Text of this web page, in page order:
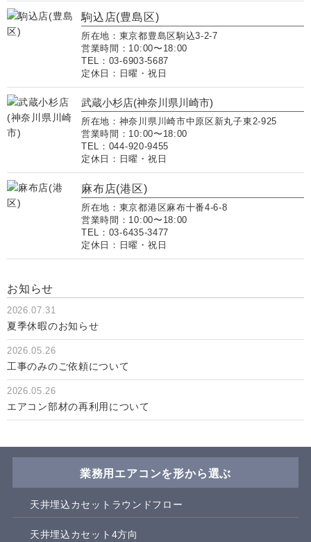
駒込店(豊島区)
所在地：東京都豊島区駒込3-2-7
営業時間：10:00〜18:00
TEL：03-6903-5687
定休日：日曜・祝日
武蔵小杉店(神奈川県川崎市)
所在地：神奈川県川崎市中原区新丸子東2-925
営業時間：10:00〜18:00
TEL：044-920-9455
定休日：日曜・祝日
麻布店(港区)
所在地：東京都港区麻布十番4-6-8
営業時間：10:00〜18:00
TEL：03-6435-3477
定休日：日曜・祝日
お知らせ
2026.07.31
夏季休暇のお知らせ
2026.05.26
工事のみのご依頼について
2026.05.26
エアコン部材の再利用について
業務用エアコンを形から選ぶ
天井埋込カセットラウンドフロー
天井埋込カセット4方向